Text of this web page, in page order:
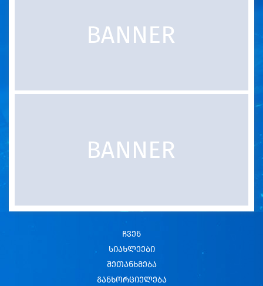
ჩვენ
სიახლეები
შეთანხმება
განხორციელება